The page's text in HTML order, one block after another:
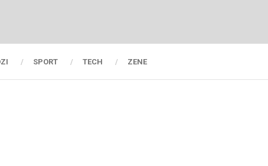
SPORT TECH ZENE